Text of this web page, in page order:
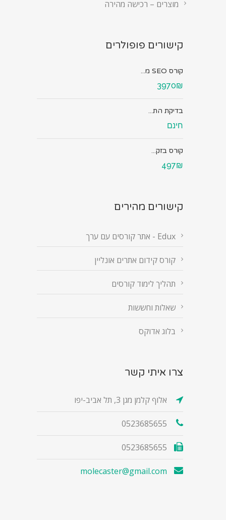
מוצרים – רכישה מהירה
קישורים פופולרים
קורס SEO מ...
3970₪
בדיקת הת...
חינם
קורס בזק...
497₪
קישורים מהירים
Edux - אתר קורסים עם ערך
קורס קידום אתרים אונליין
תהליך לימוד קורסים
שאלות וחששות
בלוג אדוקס
צרו איתי קשר
אלוף קלמן מגן 3, תל אביב-יפו
0523685655
0523685655
molecaster@gmail.com